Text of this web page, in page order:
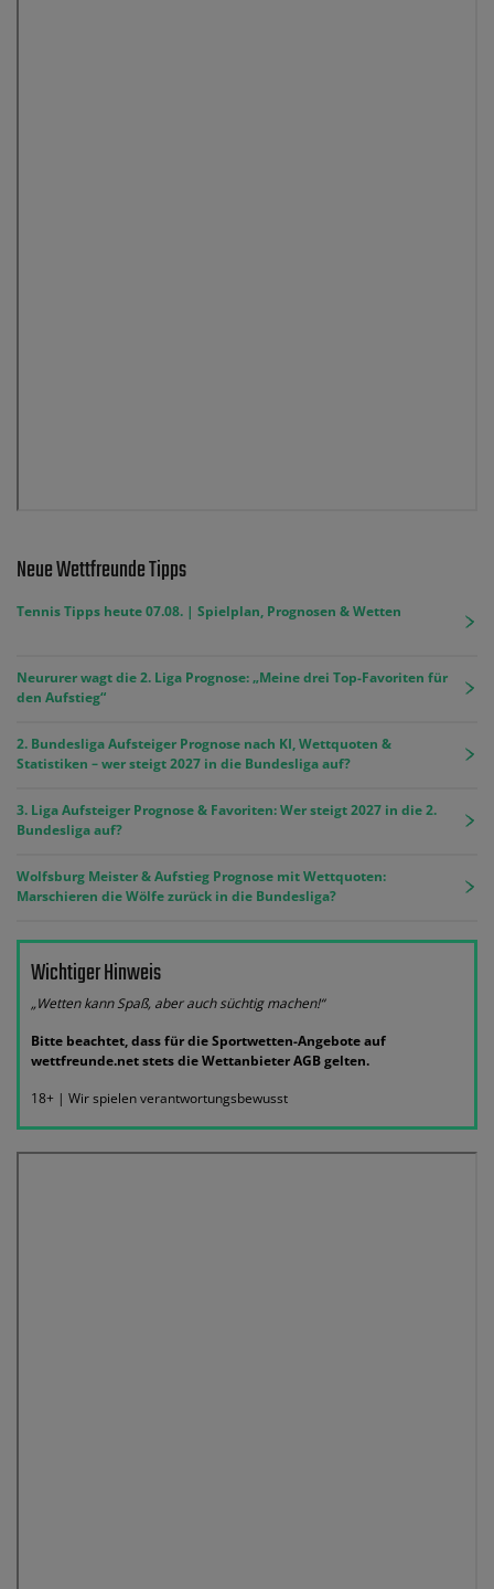
Neue Wettfreunde Tipps
Tennis Tipps heute 07.08. | Spielplan, Prognosen & Wetten
Neururer wagt die 2. Liga Prognose: „Meine drei Top-Favoriten für
den Aufstieg“
2. Bundesliga Aufsteiger Prognose nach KI, Wettquoten &
Statistiken – wer steigt 2027 in die Bundesliga auf?
3. Liga Aufsteiger Prognose & Favoriten: Wer steigt 2027 in die 2.
Bundesliga auf?
Wolfsburg Meister & Aufstieg Prognose mit Wettquoten:
Marschieren die Wölfe zurück in die Bundesliga?
Wichtiger Hinweis
„Wetten kann Spaß, aber auch süchtig machen!“
Bitte beachtet, dass für die Sportwetten-Angebote auf
wettfreunde.net stets die Wettanbieter AGB gelten.
18+ | Wir spielen verantwortungsbewusst